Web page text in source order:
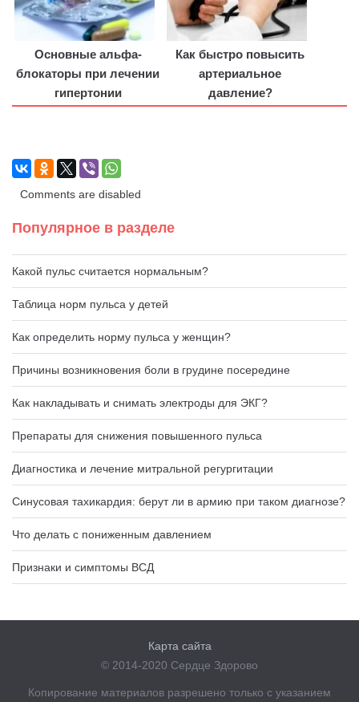
Основные альфа-
блокаторы при лечении
гипертонии
Как быстро повысить
артериальное
давление?
Comments are disabled
Популярное в разделе
Какой пульс считается нормальным?
Таблица норм пульса у детей
Как определить норму пульса у женщин?
Причины возникновения боли в грудине посередине
Как накладывать и снимать электроды для ЭКГ?
Препараты для снижения повышенного пульса
Диагностика и лечение митральной регургитации
Синусовая тахикардия: берут ли в армию при таком диагнозе?
Что делать с пониженным давлением
Признаки и симптомы ВСД
Карта сайта
© 2014-2020 Сердце Здорово
Копирование материалов разрешено только с указанием